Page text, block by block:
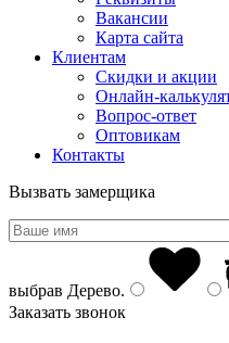
Вакансии
Карта сайта
Клиентам
Скидки и акции
Онлайн-
Вопрос-ответ
Оптовикам
Контакты
Вызвать замерщика
выбрав Дерево.
Заказать звонок